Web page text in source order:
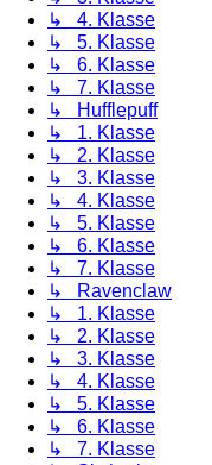
↳ 4. Klasse
↳ 5. Klasse
↳ 6. Klasse
↳ 7. Klasse
↳ Hufflepuff
↳ 1. Klasse
↳ 2. Klasse
↳ 3. Klasse
↳ 4. Klasse
↳ 5. Klasse
↳ 6. Klasse
↳ 7. Klasse
↳ Ravenclaw
↳ 1. Klasse
↳ 2. Klasse
↳ 3. Klasse
↳ 4. Klasse
↳ 5. Klasse
↳ 6. Klasse
↳ 7. Klasse